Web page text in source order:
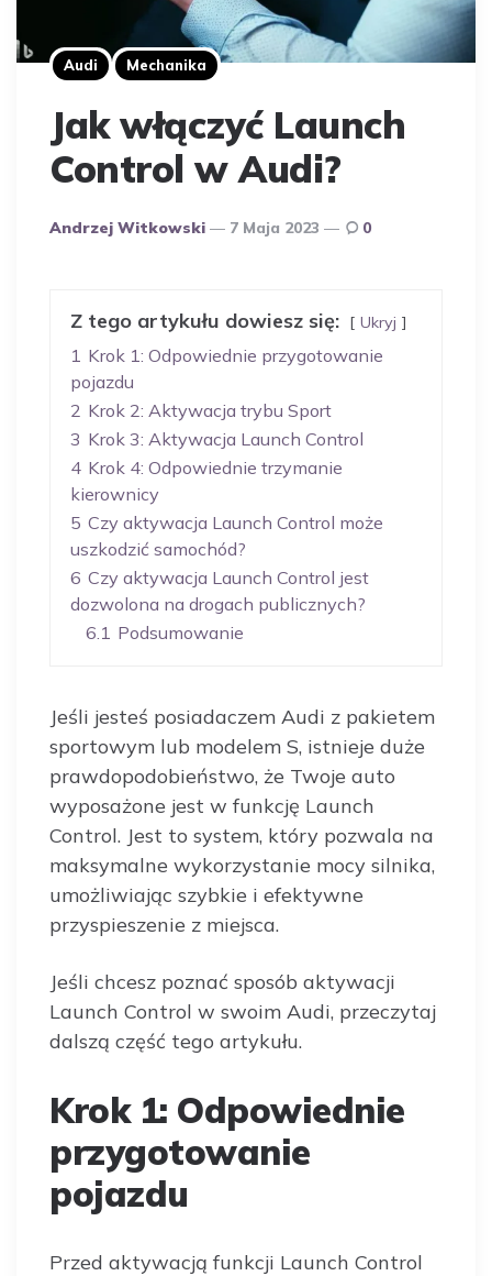
Audi Mechanika
Jak włączyć Launch
Control w Audi?
Opublikowany
Andrzej Witkowski 7 Maja 2023 0
Z tego artykułu dowiesz się: Ukryj
1 Krok 1: Odpowiednie przygotowanie
pojazdu
2 Krok 2: Aktywacja trybu Sport
3 Krok 3: Aktywacja Launch Control
4 Krok 4: Odpowiednie trzymanie
kierownicy
5 Czy aktywacja Launch Control może
uszkodzić samochód?
6 Czy aktywacja Launch Control jest
dozwolona na drogach publicznych?
6.1 Podsumowanie
Jeśli jesteś posiadaczem Audi z pakietem
sportowym lub modelem S, istnieje duże
prawdopodobieństwo, że Twoje auto
wyposażone jest w funkcję Launch
Control. Jest to system, który pozwala na
maksymalne wykorzystanie mocy silnika,
umożliwiając szybkie i efektywne
przyspieszenie z miejsca.
Jeśli chcesz poznać sposób aktywacji
Launch Control w swoim Audi, przeczytaj
dalszą część tego artykułu.
Krok 1: Odpowiednie
przygotowanie
pojazdu
Przed aktywacją funkcji Launch Control